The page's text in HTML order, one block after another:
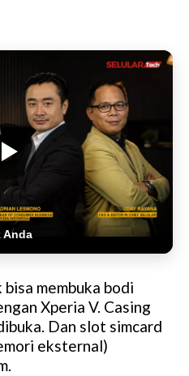
Anda
membuka bodi
Xperia V. Casing
Dan slot simcard
eksternal)